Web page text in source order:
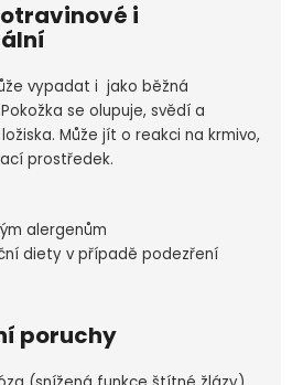
i
vypadat i jako běžná
se olupuje, svědí a
Může jít o reakci na krmivo,
prostředek.
alergenům
diety v případě podezření
poruchy